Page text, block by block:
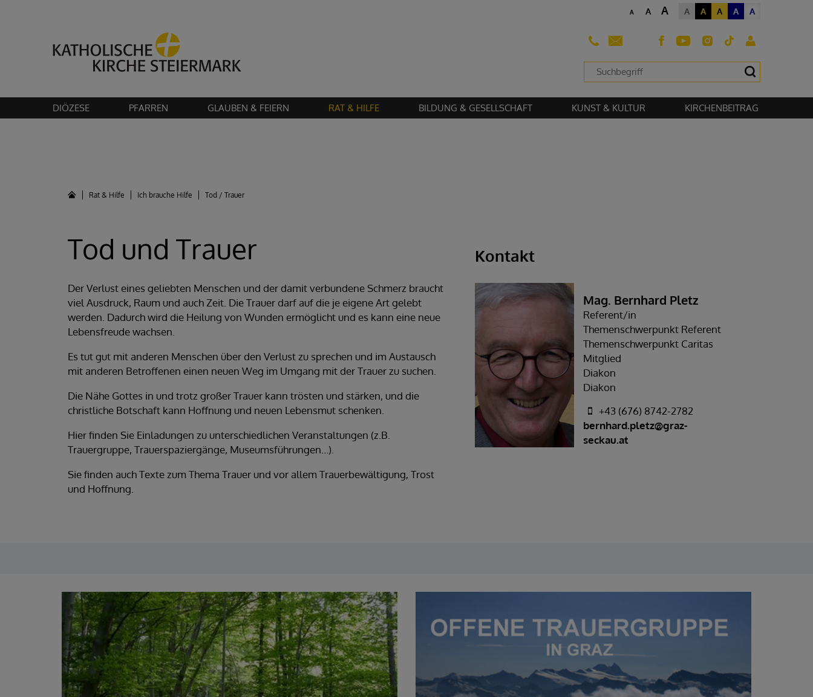
, um diesen Inhalt sehen zu können.
A A A A A A A A
DIÖZESE PFARREN GLAUBEN & FEIERN RAT & HILFE BILDUNG & GESELLSCHAFT KUNST & KULTUR KIRCHENBEITRAG
Rat & Hilfe Ich brauche Hilfe Tod / Trauer
Tod und Trauer
Der Verlust eines geliebten Menschen und der damit verbundene Schmerz braucht
viel Ausdruck, Raum und auch Zeit. Die Trauer darf auf die je eigene Art gelebt
werden. Dadurch wird die Heilung von Wunden ermöglicht und es kann eine neue
Lebensfreude wachsen.
Es tut gut mit anderen Menschen über den Verlust zu sprechen und im Austausch
mit anderen Betroffenen einen neuen Weg im Umgang mit der Trauer zu suchen.
Die Nähe Gottes in und trotz großer Trauer kann trösten und stärken, und die
christliche Botschaft kann Hoffnung und neuen Lebensmut schenken.
Hier finden Sie Einladungen zu unterschiedlichen Veranstaltungen (z.B.
Trauergruppe, Trauerspaziergänge, Museumsführungen…).
Sie finden auch Texte zum Thema Trauer und vor allem Trauerbewältigung, Trost
und Hoffnung.
Kontakt
Mag. Bernhard Pletz
Referent/in
Themenschwerpunkt Referent
Themenschwerpunkt Caritas
Mitglied
Diakon
Diakon
+43 (676) 8742-2782
bernhard.pletz@graz-
seckau.at